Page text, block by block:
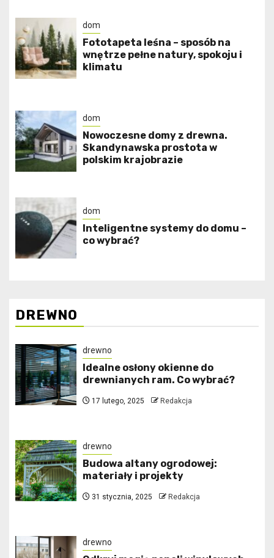
dom
​Fototapeta leśna – sposób na
wnętrze pełne natury, spokoju i
klimatu
dom
Nowoczesne domy z drewna.
Skandynawska prostota w
polskim krajobrazie
dom
Inteligentne systemy do domu –
co wybrać?
DREWNO
drewno
Idealne osłony okienne do
drewnianych ram. Co wybrać?
17 lutego, 2025 Redakcja
drewno
Budowa altany ogrodowej:
materiały i projekty
31 stycznia, 2025 Redakcja
drewno